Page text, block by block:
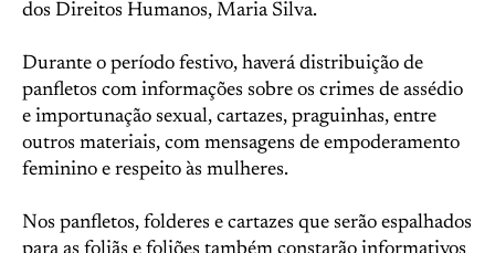
dos Direitos Humanos, Maria Silva.
Durante o período festivo, haverá distribuição de
panfletos com informações sobre os crimes de assédio
e importunação sexual, cartazes, praguinhas, entre
outros materiais, com mensagens de empoderamento
feminino e respeito às mulheres.
Nos panfletos, folderes e cartazes que serão espalhados